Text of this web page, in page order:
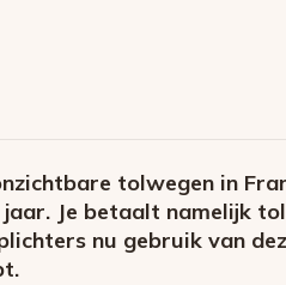
tolwegen in
Je betaalt namelijk
nu gebruik van